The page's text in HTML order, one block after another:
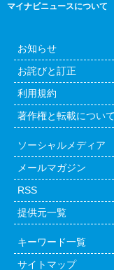
マイナビニュースについて
お知らせ
お詫びと訂正
利用規約
著作権と転載について
ソーシャルメディア
メールマガジン
RSS
提供元一覧
キーワード一覧
サイトマップ